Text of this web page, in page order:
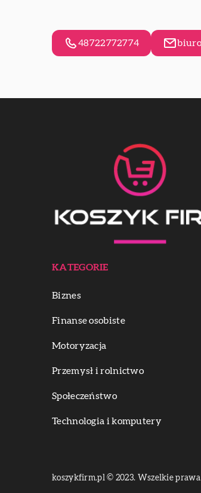
48722772774
KATEGORIE
Biznes
Finanse osobiste
Motoryzacja
Przemysł i rolnictwo
Społeczeństwo
Technologia i komputery
koszykfirm.pl © 2023. Wszelkie prawa